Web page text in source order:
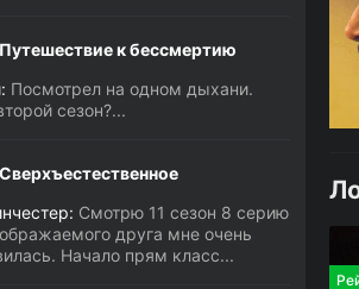
Путешествие к бессмертию
Посмотрел на одном дыхани.
сезон?...
Сверхъестественное
Смотрю 11 сезон 8 серию
друга мне очень
Начало прям класс...